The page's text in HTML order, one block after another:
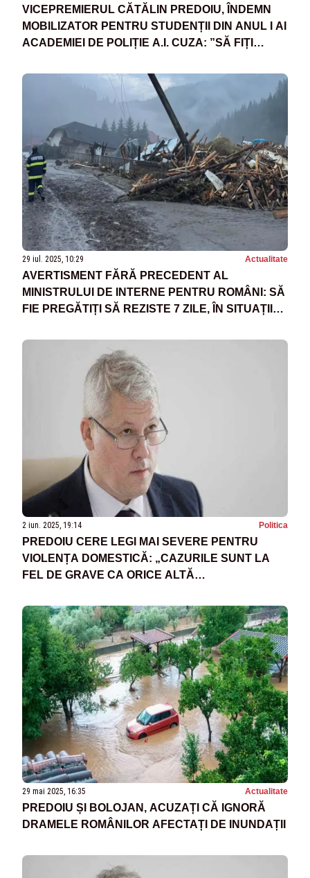
VICEPREMIERUL CĂTĂLIN PREDOIU, ÎNDEMN
MOBILIZATOR PENTRU STUDENȚII DIN ANUL I AI
ACADEMIEI DE POLIȚIE A.I. CUZA: ”SĂ FIȚI
29 iul. 2025, 10:29 Actualitate
AVERTISMENT FĂRĂ PRECEDENT AL
MINISTRULUI DE INTERNE PENTRU ROMÂNI: SĂ
FIE PREGĂTIȚI SĂ REZISTE 7 ZILE, ÎN SITUAȚII
2 iun. 2025, 19:14 Politica
PREDOIU CERE LEGI MAI SEVERE PENTRU
VIOLENȚA DOMESTICĂ: „CAZURILE SUNT LA
FEL DE GRAVE CA ORICE ALTĂ
29 mai 2025, 16:35 Actualitate
PREDOIU ȘI BOLOJAN, ACUZAȚI CĂ IGNORĂ
DRAMELE ROMÂNILOR AFECTAȚI DE INUNDAȚII